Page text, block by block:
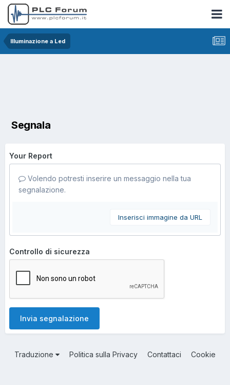
Illuminazione a Led
Segnala
Your Report
Volendo potresti inserire un messaggio nella tua
segnalazione.
Inserisci immagine da URL
Controllo di sicurezza
Invia segnalazione
Traduzione Politica sulla Privacy Contattaci Cookie